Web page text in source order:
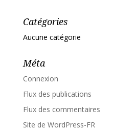
Catégories
Aucune catégorie
Méta
Connexion
Flux des publications
Flux des commentaires
Site de WordPress-FR